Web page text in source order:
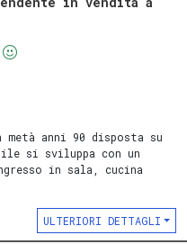
anni 90 disposta su
si sviluppa con un
in sala, cucina
ULTERIORI DETTAGLI